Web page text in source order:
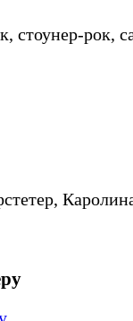
стоунер-рок,